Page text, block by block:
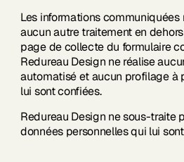
Les informations communiquées
aucun autre traitement en
page de collecte du formulaire
Redureau Design ne réalise
automatisé et aucun profilage à
lui sont confiées.
Redureau Design ne sous-traite
données personnelles qui lui